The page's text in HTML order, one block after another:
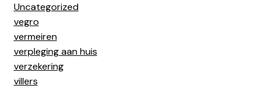
Uncategorized
vegro
vermeiren
verpleging aan huis
verzekering
villers